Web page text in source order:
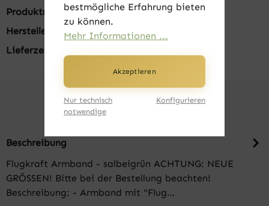
Produktnummer:FK10140-S
Hersteller:
WattnPrint
Lieferzeit:
Beschreibung
Flugkraft Armband - salbeigrün ACHTUNG: NEUE
GRÖSSEN! Bitte bei der Bestellung beachten!
Beschreibung: - Armband mit "Flug…
bestmögliche Erfahrung bieten
zu können.
Mehr Informationen ...
Akzeptieren
Nur technisch
notwendige
Konfigurieren